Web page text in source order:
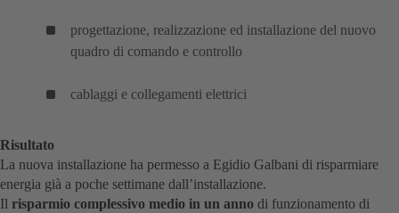
progettazione, realizzazione ed installazione del nuovo
quadro di comando e controllo
cablaggi e collegamenti elettrici
Risultato
La nuova installazione ha permesso a Egidio Galbani di risparmiare
energia già a poche settimane dall’installazione.
Il risparmio complessivo medio in un anno di funzionamento di